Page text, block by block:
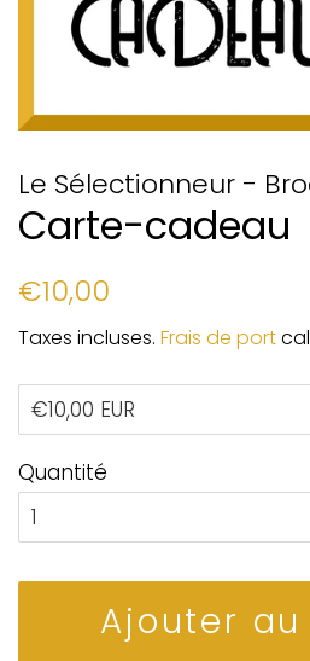
Le Sélectionneur -
Carte-cadeau
Prix
€10,00
Taxes incluses. Frais de port
Quantité
Ajouter